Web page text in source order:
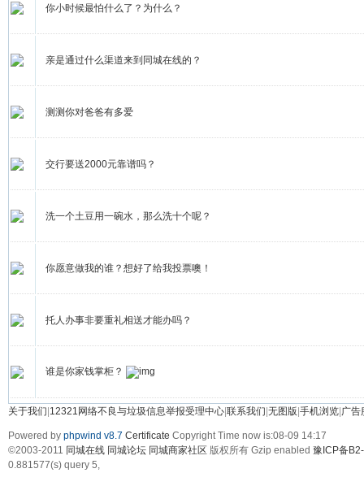
你小时候最怕什么了？为什么？
亲是通过什么渠道来到同城在线的？
测测你对爸爸有多爱
交行要送2000元靠谱吗？
洗一个土豆用一碗水，那么洗十个呢？
你愿意做我的谁？想好了给我投票噢！
托人办事非要重礼相送才能办吗？
谁是你家钱掌柜？
关于我们|12321网络不良与垃圾信息举报受理中心|联系我们|无图版|手机浏览|广告
Powered by phpwind v8.7 Certificate Copyright Time now is:08-09 14:17
©2003-2011 同城在线 同城论坛 同城商家社区 版权所有 Gzip enabled 豫ICP备
0.881577(s) query 5,